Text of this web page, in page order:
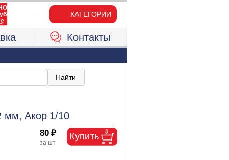
КАТЕГОРИИ
Контакты
мм, Акор 1/10
80 ₽